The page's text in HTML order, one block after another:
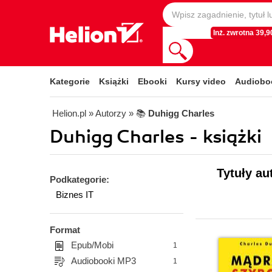
Inż. zwrotna
Kategorie Książki Ebooki Kursy video
Helion.pl » Autorzy » 📚 Duhigg Charles
Duhigg Charles - książki
Podkategorie:
Biznes IT
Format
Epub/Mobi
1
Audiobooki MP3 1
Tytuły